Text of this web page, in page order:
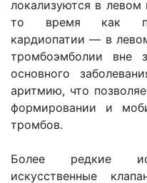
локализуются в
то время как при
кардиопатии — в
тромбоэмболии вне
основного
аритмию, что
формировании и
тромбов.
Более редкие
искусственные